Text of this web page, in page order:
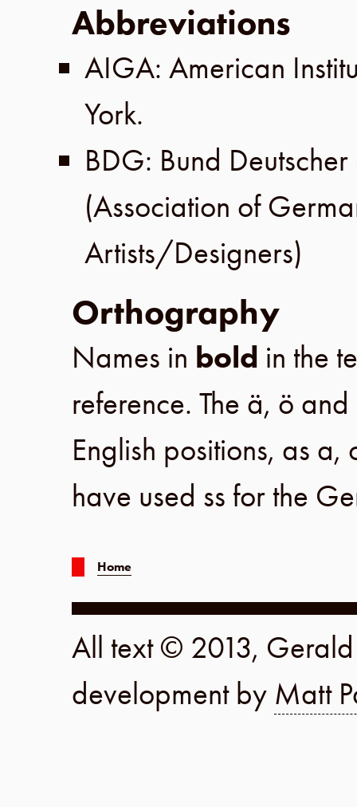
Abbreviations
AIGA: American
York.
BDG: Bund
(Association of
Artists/Designers)
Orthography
Names in bold in the
reference. The ä, ö
English positions, as
have used ss for the
Home
All text © 2013,
development by Matt